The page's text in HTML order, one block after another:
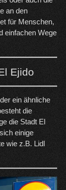
an den
für Menschen,
einfachen Wege
Ejido
ein ähnliche
die
die Stadt El
einige
wie z.B. Lidl